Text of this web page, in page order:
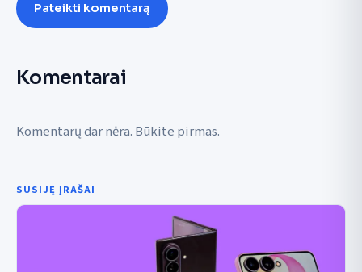
Pateikti komentarą
Komentarai
Komentarų dar nėra. Būkite pirmas.
SUSIJĘ ĮRAŠAI